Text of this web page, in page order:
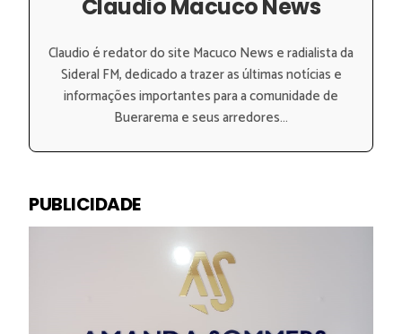
Claudio Macuco News
Claudio é redator do site Macuco News e radialista da
Sideral FM, dedicado a trazer as últimas notícias e
informações importantes para a comunidade de
Buerarema e seus arredores...
PUBLICIDADE